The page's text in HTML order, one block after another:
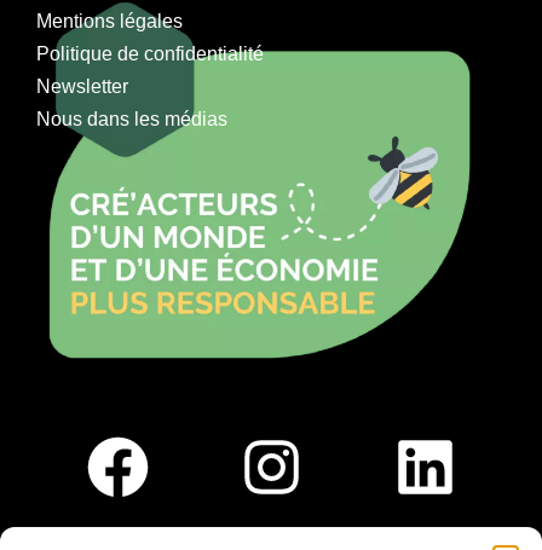
Mentions légales
Politique de confidentialité
Newsletter
Nous dans les médias